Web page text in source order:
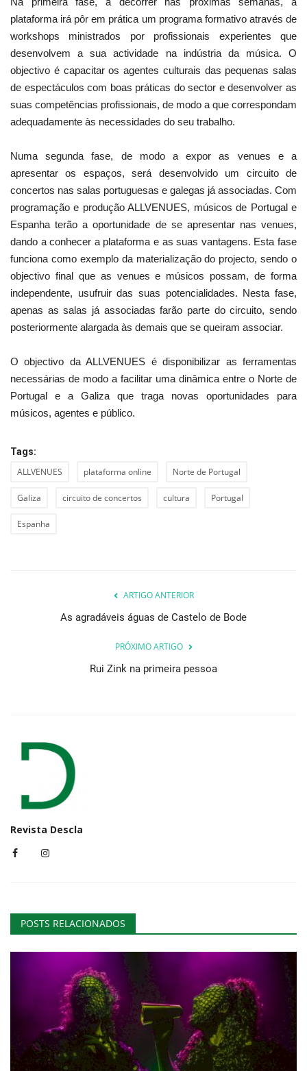
plataforma irá pôr em prática um programa formativo através de
workshops ministrados por profissionais experientes que
desenvolvem a sua actividade na indústria da música. O
objectivo é capacitar os agentes culturais das pequenas salas
de espectáculos com boas práticas do sector e desenvolver as
suas competências profissionais, de modo a que correspondam
adequadamente às necessidades do seu trabalho.
Numa segunda fase, de modo a expor as venues e a
apresentar os espaços, será desenvolvido um circuito de
concertos nas salas portuguesas e galegas já associadas. Com
programação e produção ALLVENUES, músicos de Portugal e
Espanha terão a oportunidade de se apresentar nas venues,
dando a conhecer a plataforma e as suas vantagens. Esta fase
funciona como exemplo da materialização do projecto, sendo o
objectivo final que as venues e músicos possam, de forma
independente, usufruir das suas potencialidades. Nesta fase,
apenas as salas já associadas farão parte do circuito, sendo
posteriormente alargada às demais que se queiram associar.
O objectivo da ALLVENUES é disponibilizar as ferramentas
necessárias de modo a facilitar uma dinâmica entre o Norte de
Portugal e a Galiza que traga novas oportunidades para
músicos, agentes e público.
Tags:
ALLVENUES plataforma online Norte de Portugal
Galiza circuito de concertos cultura Portugal
Espanha
ARTIGO ANTERIOR
As agradáveis águas de Castelo de Bode
PRÓXIMO ARTIGO
Rui Zink na primeira pessoa
Revista Descla
POSTS RELACIONADOS